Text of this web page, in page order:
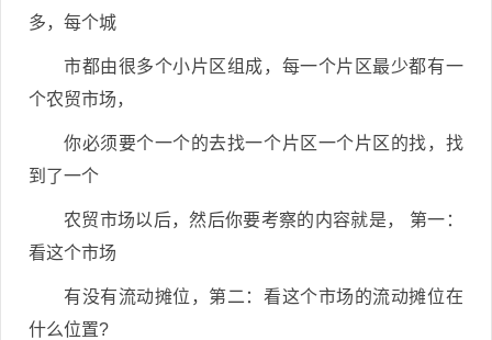
多，每个城
市都由很多个小片区组成，每一个片区最少都有一
个农贸市场，
你必须要个一个的去找一个片区一个片区的找，找
到了一个
农贸市场以后，然后你要考察的内容就是， 第一：
看这个市场
有没有流动摊位，第二：看这个市场的流动摊位在
什么位置?